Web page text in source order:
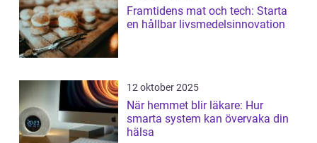
Framtidens mat och tech: Starta
en hållbar livsmedelsinnovation
12 oktober 2025
När hemmet blir läkare: Hur
smarta system kan övervaka din
hälsa